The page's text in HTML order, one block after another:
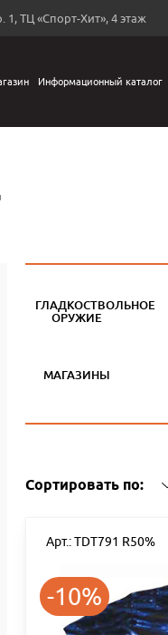
ТЦ «Спорт-Хит», 4 этаж
Информационный каталог
ГЛАДКОСТВОЛЬНОЕ
ОРУЖИЕ
МАГАЗИНЫ
Сортировать по:
Арт.: TDT791 R50%
-10%